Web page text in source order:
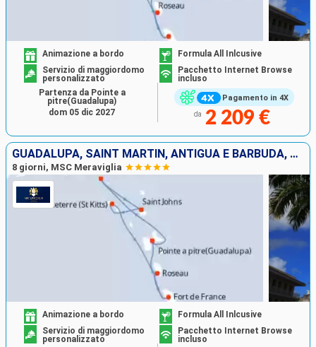
Pagamento in 4X
Animazione a bordo
Formula All Inlcusive
Servizio di maggiordomo
personalizzato
Pacchetto Internet Browse
incluso
da 2 209 €
Partenza da Pointe a
pitre(Guadalupa)
dom 05 dic 2027
GUADALUPA, SAINT MARTIN, ANTIGUA E BARBUDA, DOMINICA, MARTINICA
8 giorni, MSC Meraviglia
Animazione a bordo
Formula All Inlcusive
Servizio di maggiordomo
personalizzato
Pacchetto Internet Browse
incluso